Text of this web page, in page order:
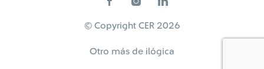
© Copyright CER 2026
Otro más de ilógica